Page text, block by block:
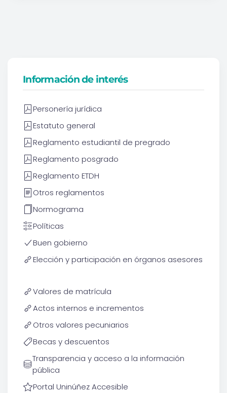
Información de interés
Personería jurídica
Estatuto general
Reglamento estudiantil de pregrado
Reglamento posgrado
Reglamento ETDH
Otros reglamentos
Normograma
Políticas
Buen gobierno
Elección y participación en órganos asesores
Valores de matrícula
Actos internos e incrementos
Otros valores pecuniarios
Becas y descuentos
Transparencia y acceso a la información
pública
Portal Uninúñez Accesible